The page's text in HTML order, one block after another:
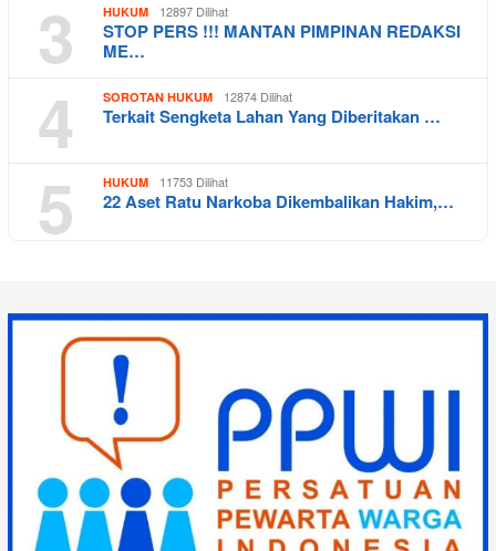
3 HUKUM 12897 Dilihat
STOP PERS !!! MANTAN PIMPINAN REDAKSI
ME…
4 SOROTAN HUKUM 12874 Dilihat
Terkait Sengketa Lahan Yang Diberitakan …
5 HUKUM 11753 Dilihat
22 Aset Ratu Narkoba Dikembalikan Hakim,…